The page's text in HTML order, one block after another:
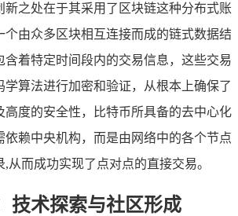
新之处在于其采用了区块链这种分布式账
个由众多区块相互连接而成的链式数据结
含着特定时间段内的交易信息，这些交易
学算法进行加密和验证，从根本上确保了
高度的安全性，比特币所具备的去中心化
依赖中央机构，而是由网络中的各个节点
从而成功实现了点对点的直接交易。
技术探索与社区形成